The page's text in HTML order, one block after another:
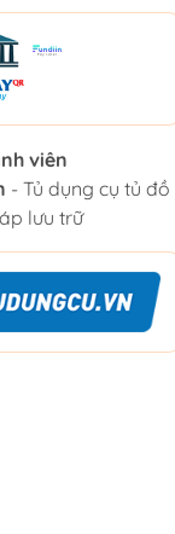
viên
- Tủ dụng cụ tủ đồ
lưu trữ